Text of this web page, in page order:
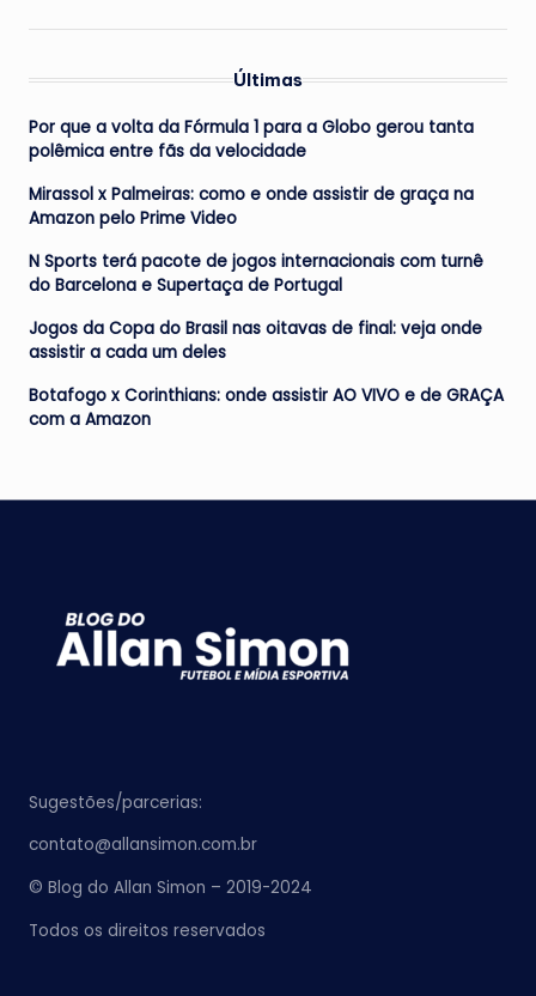
Últimas
Por que a volta da Fórmula 1 para a Globo gerou tanta
polêmica entre fãs da velocidade
Mirassol x Palmeiras: como e onde assistir de graça na
Amazon pelo Prime Video
N Sports terá pacote de jogos internacionais com turnê
do Barcelona e Supertaça de Portugal
Jogos da Copa do Brasil nas oitavas de final: veja onde
assistir a cada um deles
Botafogo x Corinthians: onde assistir AO VIVO e de GRAÇA
com a Amazon
Sugestões/parcerias:
contato@allansimon.com.br
© Blog do Allan Simon – 2019-2024
Todos os direitos reservados